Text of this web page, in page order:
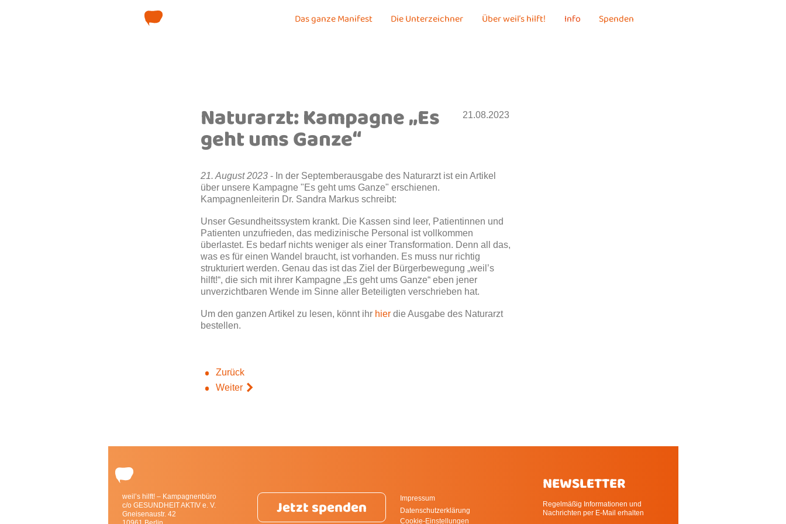
Das ganze Manifest Die Unterzeichner Über weil’s hilft! Info Spenden
21.08.2023
Naturarzt: Kampagne „Es
geht ums Ganze“
21. August 2023 - In der Septemberausgabe des Naturarzt ist ein Artikel
über unsere Kampagne "Es geht ums Ganze" erschienen.
Kampagnenleiterin Dr. Sandra Markus schreibt:
Unser Gesundheitssystem krankt. Die Kassen sind leer, Patientinnen und
Patienten unzufrieden, das medizinische Personal ist vollkommen
überlastet. Es bedarf nichts weniger als einer Transformation. Denn all das,
was es für einen Wandel braucht, ist vorhanden. Es muss nur richtig
strukturiert werden. Genau das ist das Ziel der Bürgerbewegung „weil’s
hilft!“, die sich mit ihrer Kampagne „Es geht ums Ganze“ eben jener
unverzichtbaren Wende im Sinne aller Beteiligten verschrieben hat.
Um den ganzen Artikel zu lesen, könnt ihr hier die Ausgabe des Naturarzt
bestellen.
Zurück
Weiter
weil’s hilft! – Kampagnenbüro
c/o GESUNDHEIT AKTIV e. V.
Gneisenaustr. 42
Jetzt spenden
Impressum
Datenschutzerklärung
Cookie-Einstellungen
NEWSLETTER
Regelmäßig Informationen und
Nachrichten per E-Mail erhalten